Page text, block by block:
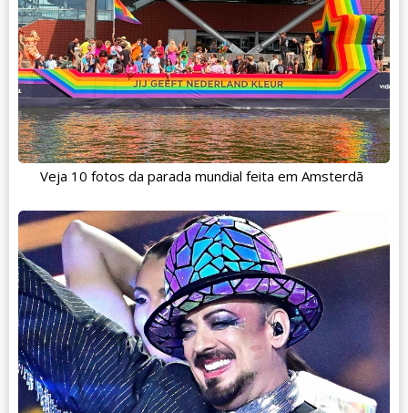
Veja 10 fotos da parada mundial feita em Amsterdã